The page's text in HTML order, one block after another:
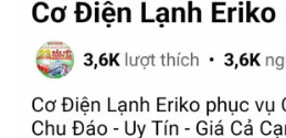
DN32
Lưu ý: Đây chỉ là các sản phẩm
của Van Miha. Chúng tôi còn nhiều
thể thay đổi tùy vào kích thước,
yếu tố khác. Vui lòng liên hệ để